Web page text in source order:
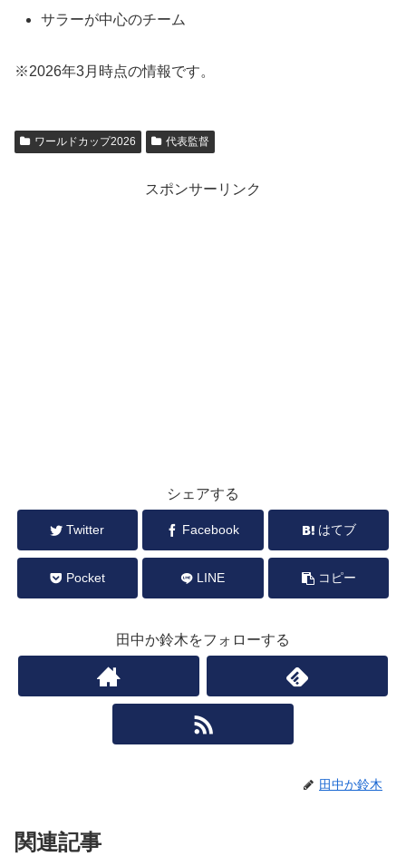
サラーが中心のチーム
※2026年3月時点の情報です。
ワールドカップ2026 代表監督
スポンサーリンク
シェアする
Twitter Facebook はてブ
Pocket LINE コピー
田中か鈴木をフォローする
田中か鈴木
関連記事